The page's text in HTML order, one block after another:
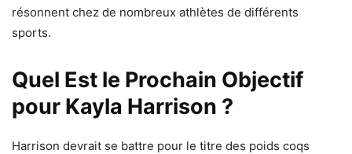
résonnent chez de nombreux athlètes de différents
sports.
Quel Est le Prochain Objectif
pour Kayla Harrison ?
Harrison devrait se battre pour le titre des poids coqs